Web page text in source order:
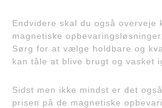
Endvidere skal du også overveje
magnetiske
Sørg for at vælge holdbare og
kan tåle at blive brugt og vasket
Sidst men ikke mindst er det
prisen på de magnetiske